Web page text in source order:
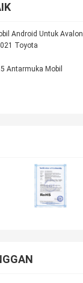
Android Untuk Avalon
Toyota
Antarmuka Mobil